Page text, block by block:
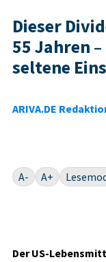
Dieser
55 Jahren
seltene
ARIVA.DE
A- A+
Der US-